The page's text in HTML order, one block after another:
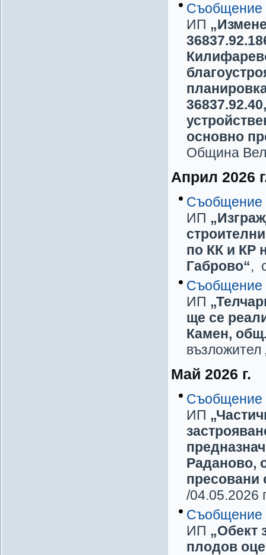
Съобщение
ИП
основно
Община
Април 2026
Съобщение
ИП
по КК и КР
Габрово“,
Съобщение
ИП
ще се
Камен,
Май 2026 г.
Съобщение
ИП
Раданово,
пресовани
/04.05.2026
Съобщение
ИП „Обект
плодов